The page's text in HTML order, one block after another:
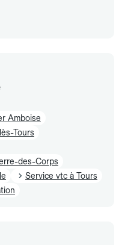
Amboise
Tours
des-Corps
Service vtc à Tours